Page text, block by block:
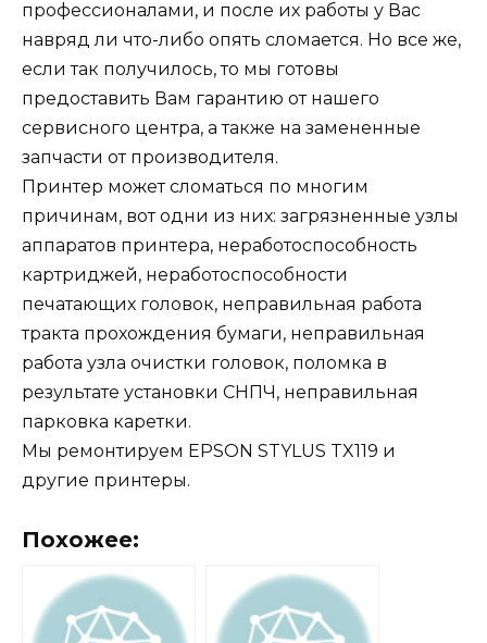
профессионалами, и после их работы у Вас
навряд ли что-либо опять сломается. Но все же,
если так получилось, то мы готовы
предоставить Вам гарантию от нашего
сервисного центра, а также на замененные
запчасти от производителя.
Принтер может сломаться по многим
причинам, вот одни из них: загрязненные узлы
аппаратов принтера, неработоспособность
картриджей, неработоспособности
печатающих головок, неправильная работа
тракта прохождения бумаги, неправильная
работа узла очистки головок, поломка в
результате установки СНПЧ, неправильная
парковка каретки.
Мы ремонтируем EPSON STYLUS TX119 и
другие принтеры.
Похожее: